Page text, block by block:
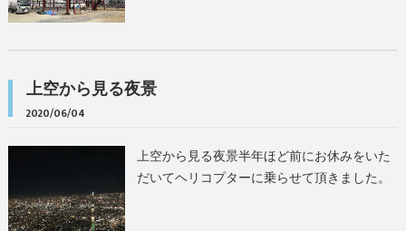
上空から見る夜景
2020/06/04
上空から見る夜景半年ほど前にお休みをいた
だいてヘリコプターに乗らせて頂きました。